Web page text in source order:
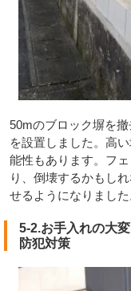
50mのブロック塀を
を設置しました。高
能性もあります。フ
り、倒壊するかもし
せるようになりました
5-2.お手入れの大
防犯対策